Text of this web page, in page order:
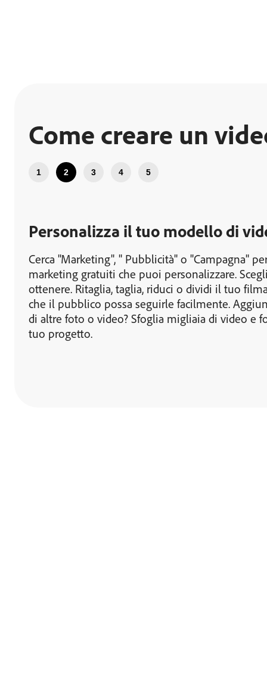
Come creare un
1 2 3 4 5
Personalizza il tuo modello di
Cerca "Marketing", " Pubblicità" o "Campagna"
marketing gratuiti che puoi personalizzare.
ottenere. Ritaglia, taglia, riduci o dividi il tuo
che il pubblico possa seguirle facilmente.
di altre foto o video? Sfoglia migliaia di video e
tuo progetto.